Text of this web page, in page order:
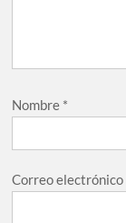
Nombre *
Correo electrónico